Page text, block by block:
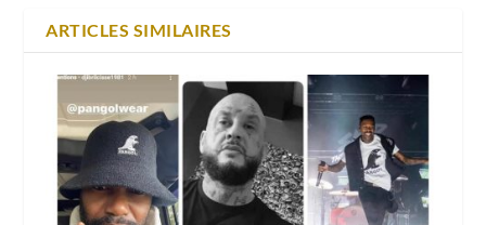
ARTICLES SIMILAIRES